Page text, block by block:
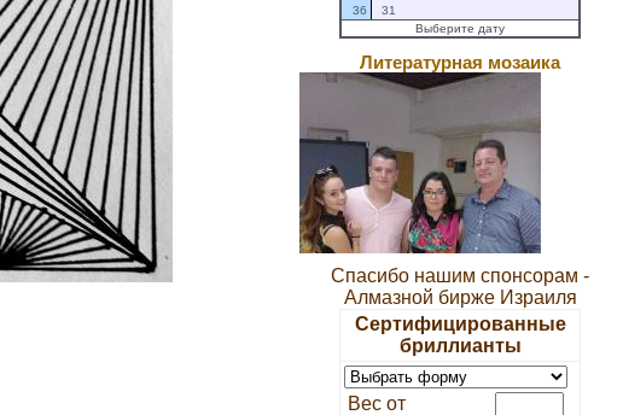
36
31
Выберите дату
Литературная мозаика
Спасибо нашим спонсорам -
Алмазной бирже Израиля
Сертифицированные
бриллианты
Вес от